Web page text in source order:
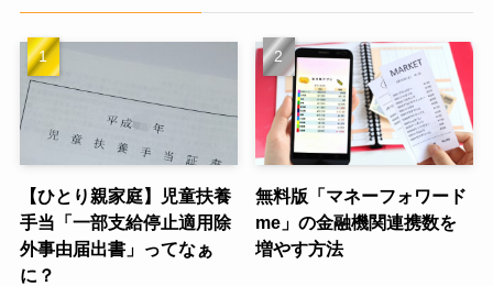
【ひとり親家庭】児童扶養
手当「一部支給停止適用除
外事由届出書」ってなぁ
に？
無料版「マネーフォワード
me」の金融機関連携数を
増やす方法